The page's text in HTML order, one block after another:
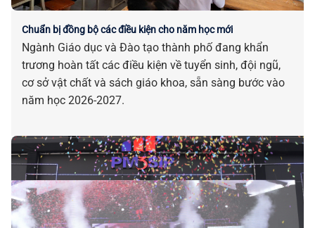
Chuẩn bị đồng bộ các điều kiện cho năm học mới
Ngành Giáo dục và Đào tạo thành phố đang khẩn
trương hoàn tất các điều kiện về tuyển sinh, đội ngũ,
cơ sở vật chất và sách giáo khoa, sẵn sàng bước vào
năm học 2026-2027.